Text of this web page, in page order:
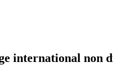
international non